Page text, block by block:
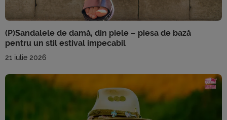
(P)Sandalele de damă, din piele – piesa de bază
pentru un stil estival impecabil
21 iulie 2026